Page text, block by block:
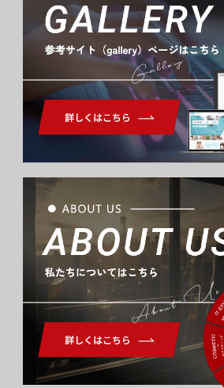
Gallery
About Us